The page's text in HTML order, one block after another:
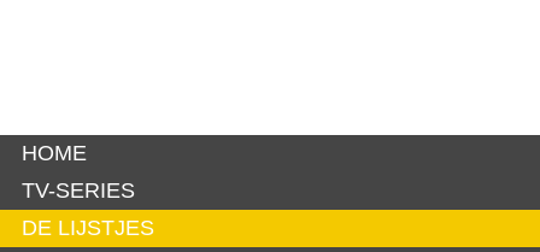
HOME
TV-SERIES
DE LIJSTJES